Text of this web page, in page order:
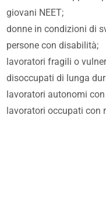
giovani NEET;
donne in condizioni di
persone con disabilità;
lavoratori fragili o
disoccupati di lunga
lavoratori autonomi
lavoratori occupati con